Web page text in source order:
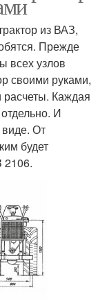
из ВАЗ,
Прежде
всех узлов
своими руками,
Каждая
И
От
будет
2106.